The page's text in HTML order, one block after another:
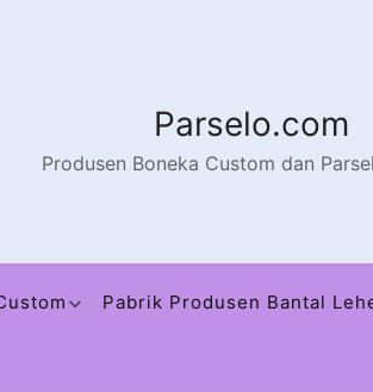
Parselo.com
Produsen Boneka Custom dan
Pabrik Produsen Bantal